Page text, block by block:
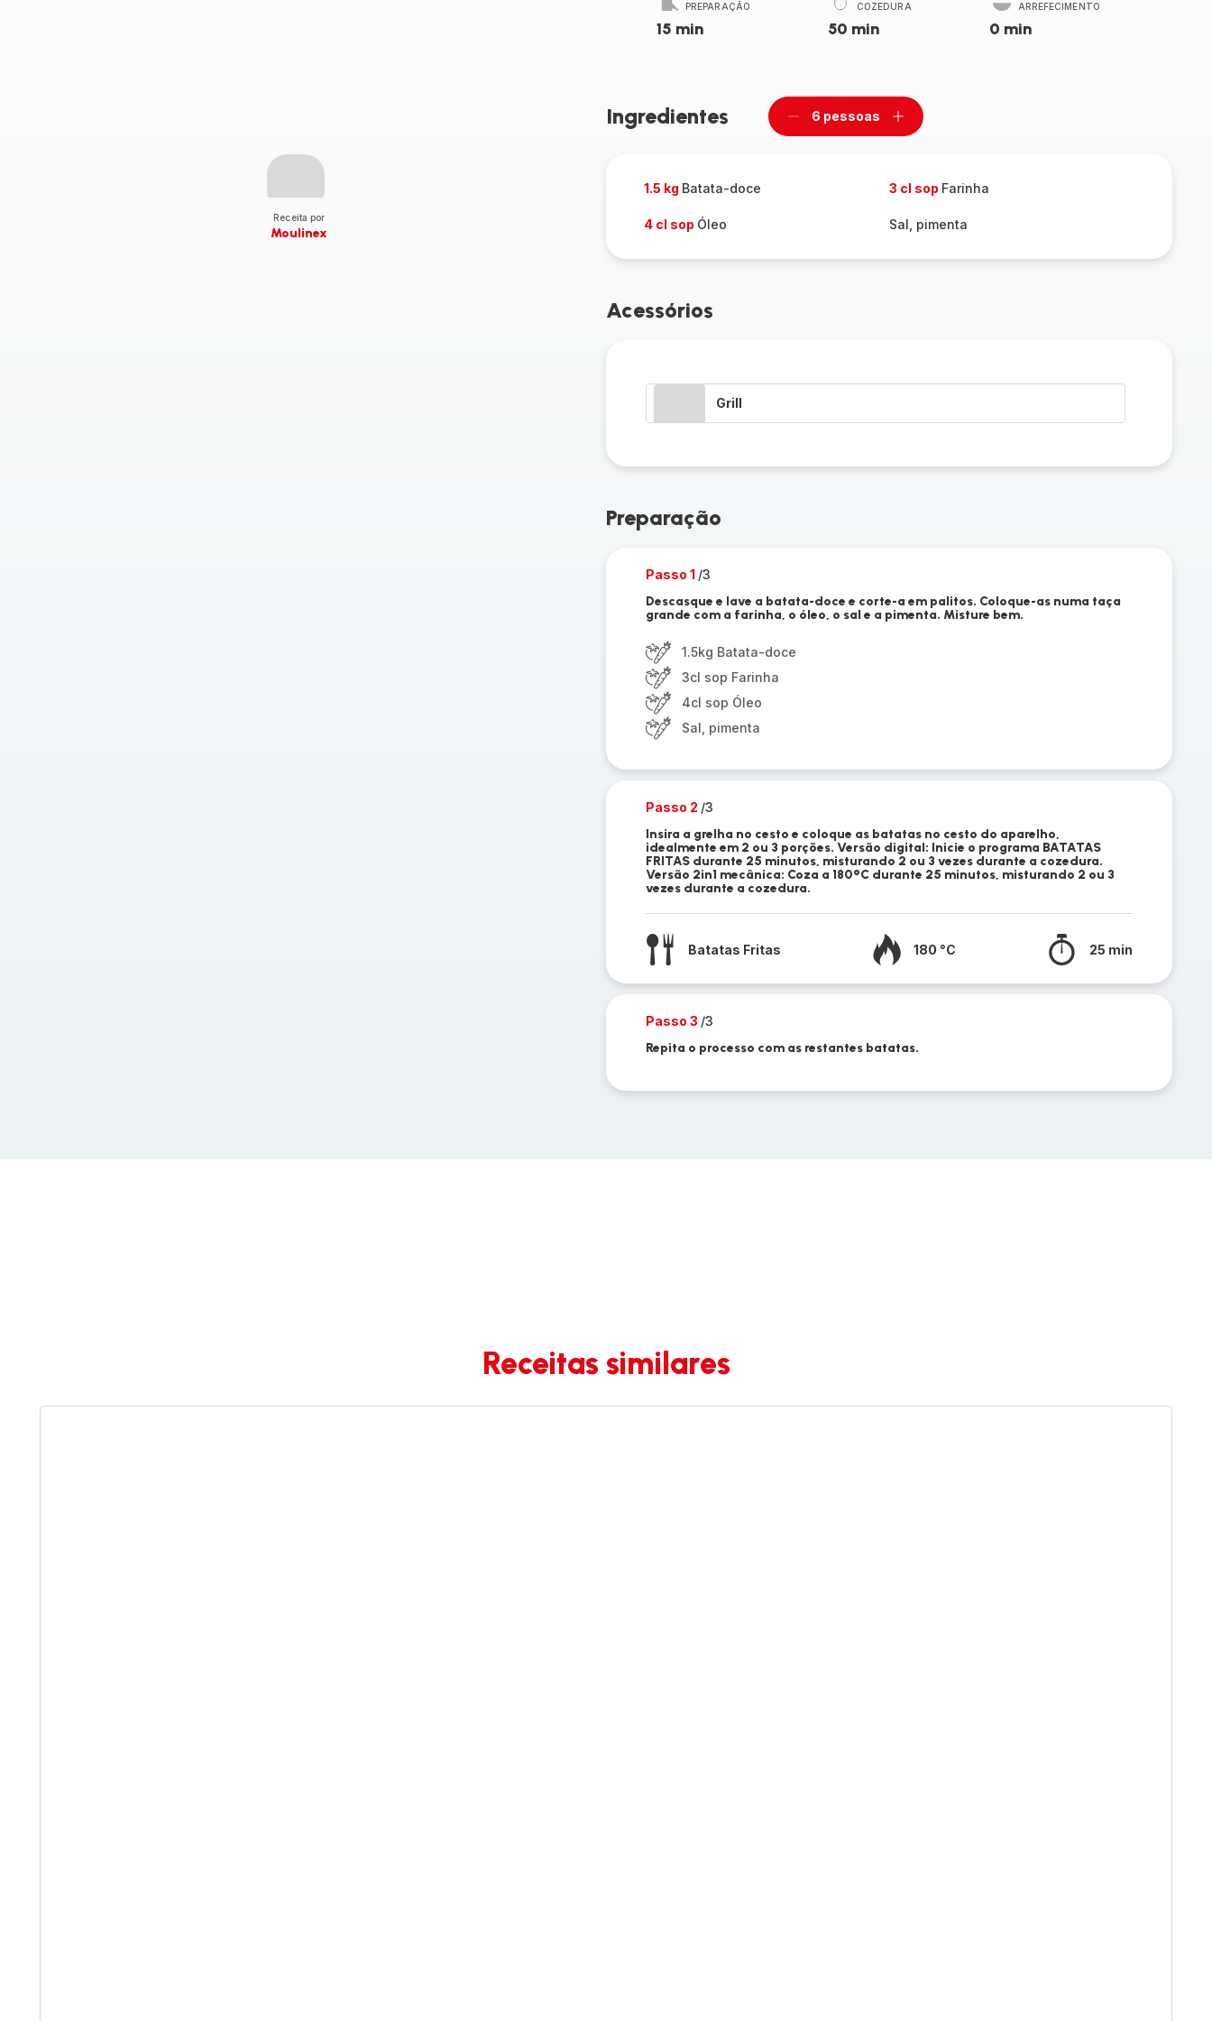
Receita por
Moulinex
PREPARAÇÃO
15 min
COZEDURA
50 min
ARREFECIMENTO
0 min
Ingredientes
Remover
6 pessoas
Adicionar
1.5 kg Batata-doce 3 cl sop Farinha
4 cl sop Óleo Sal, pimenta
Acessórios
Grill
Preparação
Passo 1 /3
Descasque e lave a batata-doce e corte-a em palitos. Coloque-as numa taça
grande com a farinha, o óleo, o sal e a pimenta. Misture bem.
1.5kg Batata-doce
3cl sop Farinha
4cl sop Óleo
Sal, pimenta
Passo 2 /3
Insira a grelha no cesto e coloque as batatas no cesto do aparelho,
idealmente em 2 ou 3 porções. Versão digital: Inicie o programa BATATAS
FRITAS durante 25 minutos, misturando 2 ou 3 vezes durante a cozedura.
Versão 2in1 mecânica: Coza a 180°C durante 25 minutos, misturando 2 ou 3
vezes durante a cozedura.
Batatas Fritas 180 °C 25 min
Passo 3 /3
Repita o processo com as restantes batatas.
Receitas similares